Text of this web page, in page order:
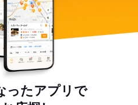
ったアプリで